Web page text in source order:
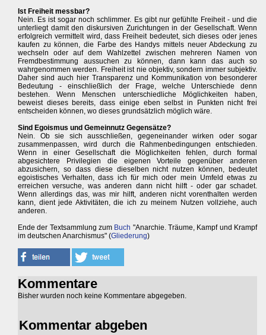
Ist Freiheit messbar?
Nein. Es ist sogar noch schlimmer. Es gibt nur gefühlte Freiheit - und die
unterliegt damit den diskursiven Zurichtungen in der Gesellschaft. Wenn
erfolgreich vermittelt wird, dass Freiheit bedeutet, sich dieses oder jenes
kaufen zu können, die Farbe des Handys mittels neuer Abdeckung zu
wechseln oder auf dem Wahlzettel zwischen mehreren Namen von
Fremdbestimmung aussuchen zu können, dann kann das auch so
wahrgenommen werden. Freiheit ist nie objektiv, sondern immer subjektiv.
Daher sind auch hier Transparenz und Kommunikation von besonderer
Bedeutung - einschließlich der Frage, welche Unterschiede denn
bestehen. Wenn Menschen unterschiedliche Möglichkeiten haben,
beweist dieses bereits, dass einige eben selbst in Punkten nicht frei
entscheiden können, wo dieses grundsätzlich möglich wäre.
Sind Egoismus und Gemeinnutz Gegensätze?
Nein. Ob sie sich ausschließen, gegeneinander wirken oder sogar
zusammenpassen, wird durch die Rahmenbedingungen entschieden.
Wenn in einer Gesellschaft die Möglichkeiten fehlen, durch formal
abgesichtere Privilegien die eigenen Vorteile gegenüber anderen
abzusichern, so dass diese dieselben nicht nutzen können, bedeutet
egoistisches Verhalten, dass ich für mich oder mein Umfeld etwas zu
erreichen versuche, was anderen dann nicht hilft - oder gar schadet.
Wenn allerdings das, was mir hilft, anderen nicht vorenthalten werden
kann, dient jede Aktivitäten, die ich zu meinem Nutzen vollziehe, auch
anderen.
Ende der Textsammlung zum Buch "Anarchie. Träume, Kampf und Krampf
im deutschen Anarchismus" (Gliederung)
Kommentare
Bisher wurden noch keine Kommentare abgegeben.
Kommentar abgeben